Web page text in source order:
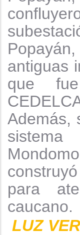
antiguas
que
Además,
para
caucano.
LUZ